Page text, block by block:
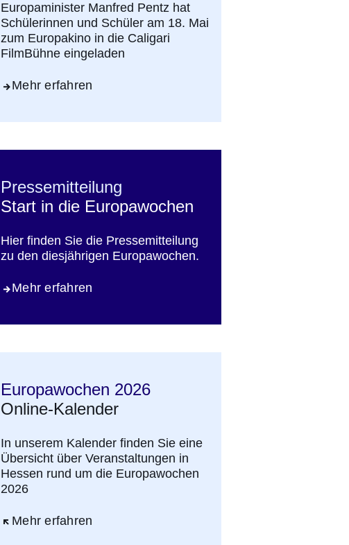
Europaminister Manfred Pentz hat
Schülerinnen und Schüler am 18. Mai
zum Europakino in die Caligari
FilmBühne eingeladen
Mehr erfahren
Pressemitteilung
Start in die Europawochen
Hier finden Sie die Pressemitteilung
zu den diesjährigen Europawochen.
Mehr erfahren
Europawochen 2026
Online-Kalender
In unserem Kalender finden Sie eine
Übersicht über Veranstaltungen in
Hessen rund um die Europawochen
2026
Mehr erfahren
Öffnet sich in einem neuen Fenster